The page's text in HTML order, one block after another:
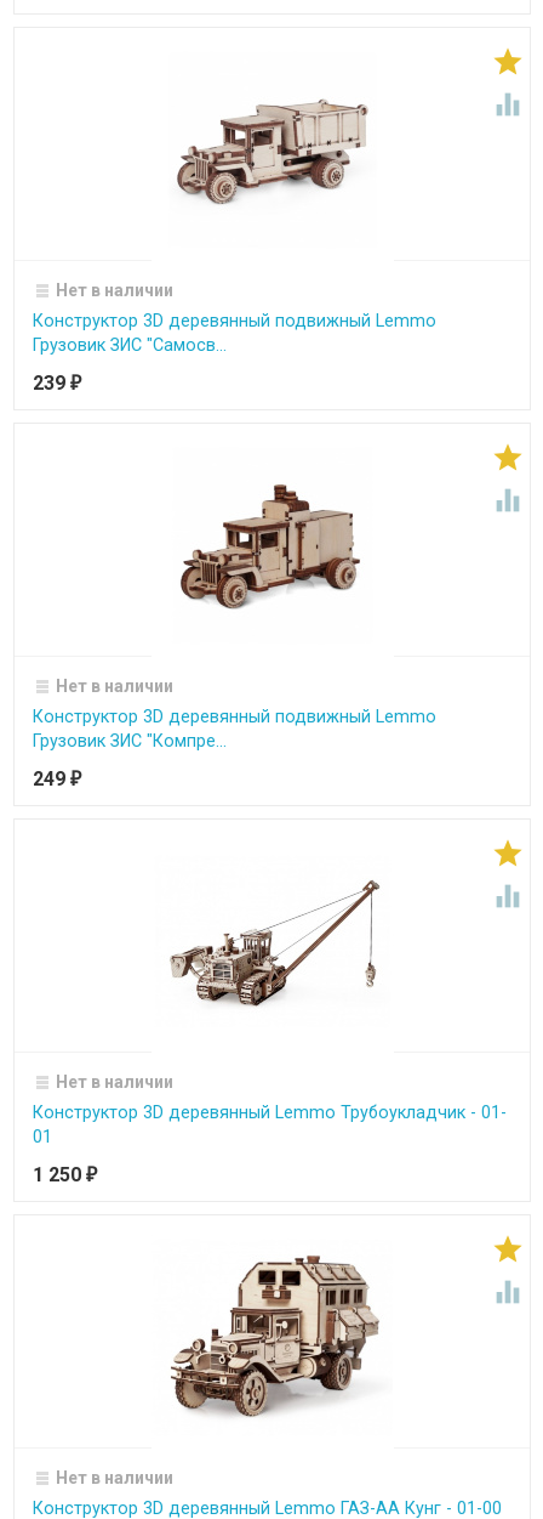


Нет в наличии
Конструктор 3D деревянный подвижный Lemmo
Грузовик ЗИС "Самосв...
239 ₽


Нет в наличии
Конструктор 3D деревянный подвижный Lemmo
Грузовик ЗИС "Компре...
249 ₽


Нет в наличии
Конструктор 3D деревянный Lemmo Трубоукладчик - 01-
01
1 250 ₽


Нет в наличии
Конструктор 3D деревянный Lemmo ГАЗ-АА Кунг - 01-00